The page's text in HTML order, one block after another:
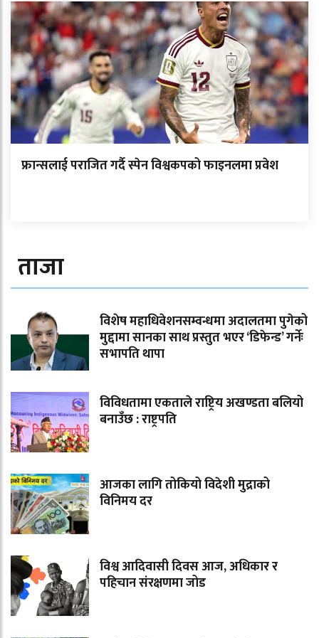
फ्रान्सलाई पराजित गर्दै स्पेन विश्वकपको फाइनलमा प्रवेश
ताजा
विशेष महाधिवेशनसम्वन्धमा अदालतमा पुगेको
मुद्दामा सानका साथ प्रस्तुत भएर ‘डिफेन्ड’ गर्नेः
सभापति थापा
विविधतामा एकताले राष्ट्रिय अखण्डता बलियो
बनाउँछ : राष्ट्रपति
आजका लागि तोकियो विदेशी मुद्राको
विनिमय दर
विश्व आदिवासी दिवस आज, अधिकार र
पहिचान संरक्षणमा जोड